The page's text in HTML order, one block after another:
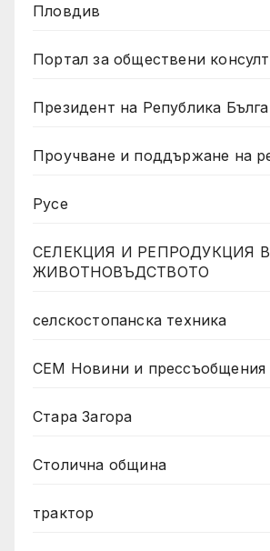
Пловдив
Портал за обществени
Президент на Република
Проучване и поддържане на
Русе
СЕЛЕКЦИЯ И РЕПРОДУКЦИЯ В
ЖИВОТНОВЪДСТВОТО
селскостопанска техника
СЕМ Новини и прессъобщения
Стара Загора
Столична община
трактор